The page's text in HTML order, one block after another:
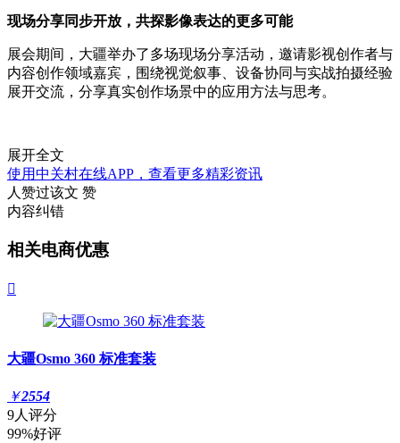
现场分享同步开放，共探影像表达的更多可能
展会期间，大疆举办了多场现场分享活动，邀请影视创作者与
内容创作领域嘉宾，围绕视觉叙事、设备协同与实战拍摄经验
展开交流，分享真实创作场景中的应用方法与思考。
展开全文
使用中关村在线APP，查看更多精彩资讯
人赞过该文 赞
内容纠错
相关电商优惠

大疆Osmo 360 标准套装
￥2554
9人评分
99%好评